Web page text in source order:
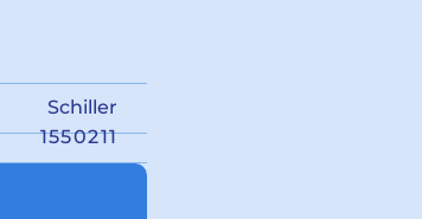
Schiller
1550211